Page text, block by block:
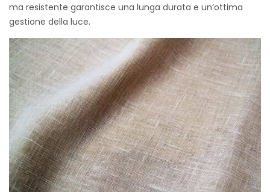
ma resistente garantisce una lunga durata e un’ottima
gestione della luce.